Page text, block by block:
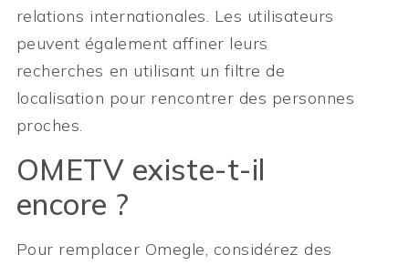
relations internationales. Les utilisateurs
peuvent également affiner leurs
recherches en utilisant un filtre de
localisation pour rencontrer des personnes
proches.
OMETV existe-t-il
encore ?
Pour remplacer Omegle, considérez des